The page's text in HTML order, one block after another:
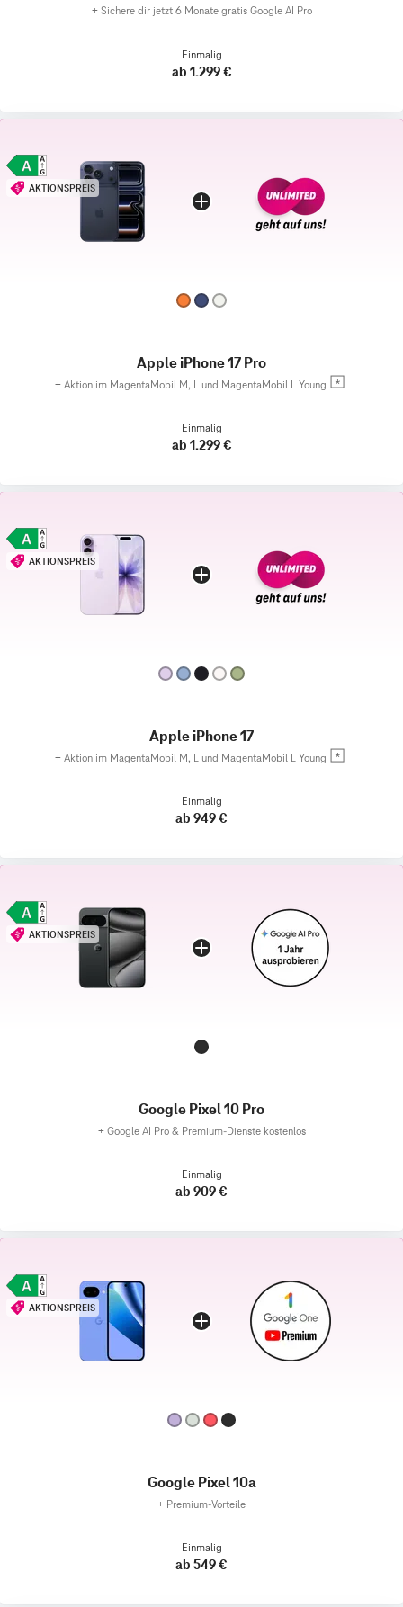
+ Sichere dir jetzt 6 Monate gratis Google AI Pro
Einmalig
ab 1.299 €
AKTIONSPREIS
Apple iPhone 17 Pro
+ Aktion im MagentaMobil M, L und MagentaMobil L Young
Einmalig
ab 1.299 €
AKTIONSPREIS
Apple iPhone 17
+ Aktion im MagentaMobil M, L und MagentaMobil L Young
Einmalig
ab 949 €
AKTIONSPREIS
Google Pixel 10 Pro
+ Google AI Pro & Premium-Dienste kostenlos
Einmalig
ab 909 €
AKTIONSPREIS
Google Pixel 10a
+ Premium‑Vorteile
Einmalig
ab 549 €